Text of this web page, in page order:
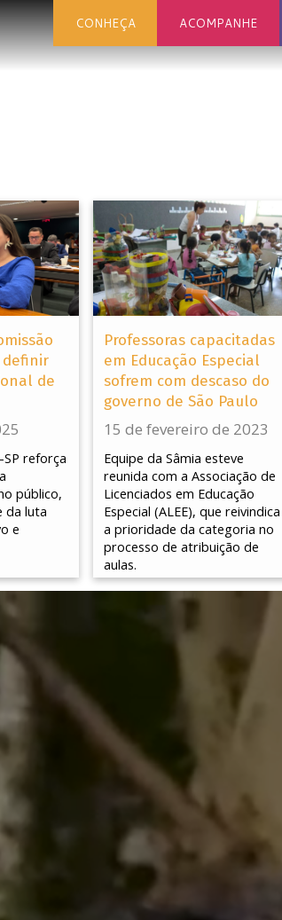
CONHEÇA ACOMPANHE
definir
de
reforça
público,
da luta
e
Professoras capacitadas
em Educação Especial
sofrem com descaso do
governo de São Paulo
15 de fevereiro de 2023
Equipe da Sâmia esteve
reunida com a Associação de
Licenciados em Educação
Especial (ALEE), que reivindica
a prioridade da categoria no
processo de atribuição de
aulas.